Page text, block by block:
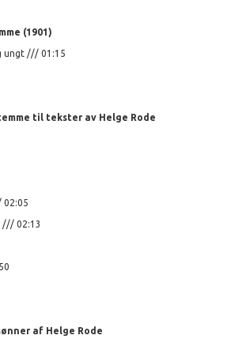
(1901)
ungt /// 01:15
til tekster av Helge Rode
02:05
/// 02:13
af Helge Rode